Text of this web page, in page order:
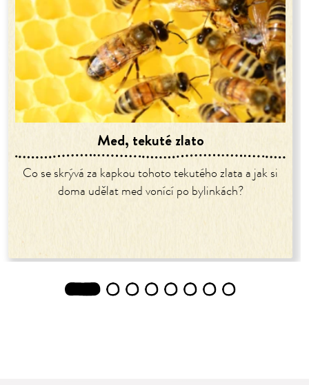
Med, tekuté zlato
Co se skrývá za kapkou tohoto tekutého zlata a jak si
doma udělat med vonící po bylinkách?
1 2 3 4 5 6 7 8